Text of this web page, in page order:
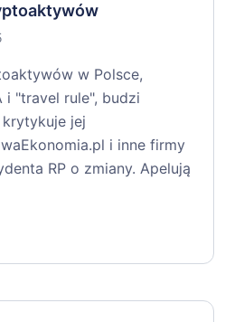
w Polsce,
i "travel rule", budzi
jej
i inne firmy
RP o zmiany. Apelują